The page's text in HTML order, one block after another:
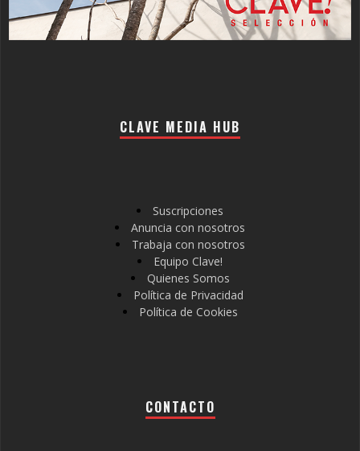
CLAVE MEDIA HUB
Suscripciones
Anuncia con nosotros
Trabaja con nosotros
Equipo Clave!
Quienes Somos
Política de Privacidad
Política de Cookies
CONTACTO